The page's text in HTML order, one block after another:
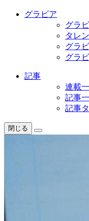
グラビア
グラ
タレ
グラ
グラ
記事
連載
記事
記事
閉じる